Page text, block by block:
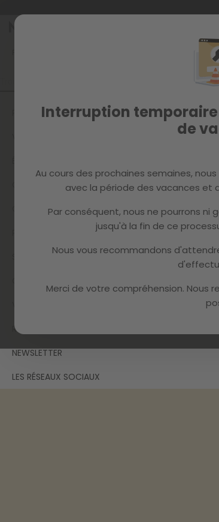
Interruption
de
Au cours des prochaines semaines,
avec la période des vacances et
Par conséquent, nous ne pourrons ni
jusqu'à la fin de ce
Nous vous recommandons
Merci de votre compréhension. Nous
Allez
COMBIEN D'ESPACE DOIS-JE LAISSER ENTRE
CONDITIONS DE LIVRAISON
QUESTIONS SUR LE PAIEMENT
SUPPORT TECHNIQUE ET INCIDENTS
REMISES ET COUPONS
NEWSLETTER
LES RÉSEAUX SOCIAUX